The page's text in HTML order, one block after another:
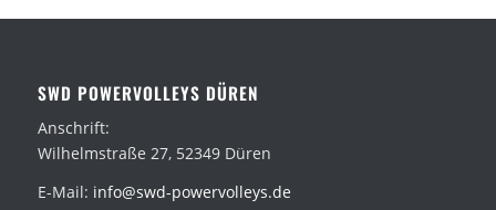
SWD POWERVOLLEYS DÜREN
Anschrift:
Wilhelmstraße 27, 52349 Düren
E-Mail: info@swd-powervolleys.de